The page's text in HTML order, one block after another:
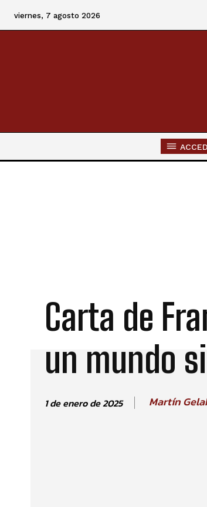
viernes, 7 agosto 2026
Carta de
un mundo
1 de enero de 2025 Martín